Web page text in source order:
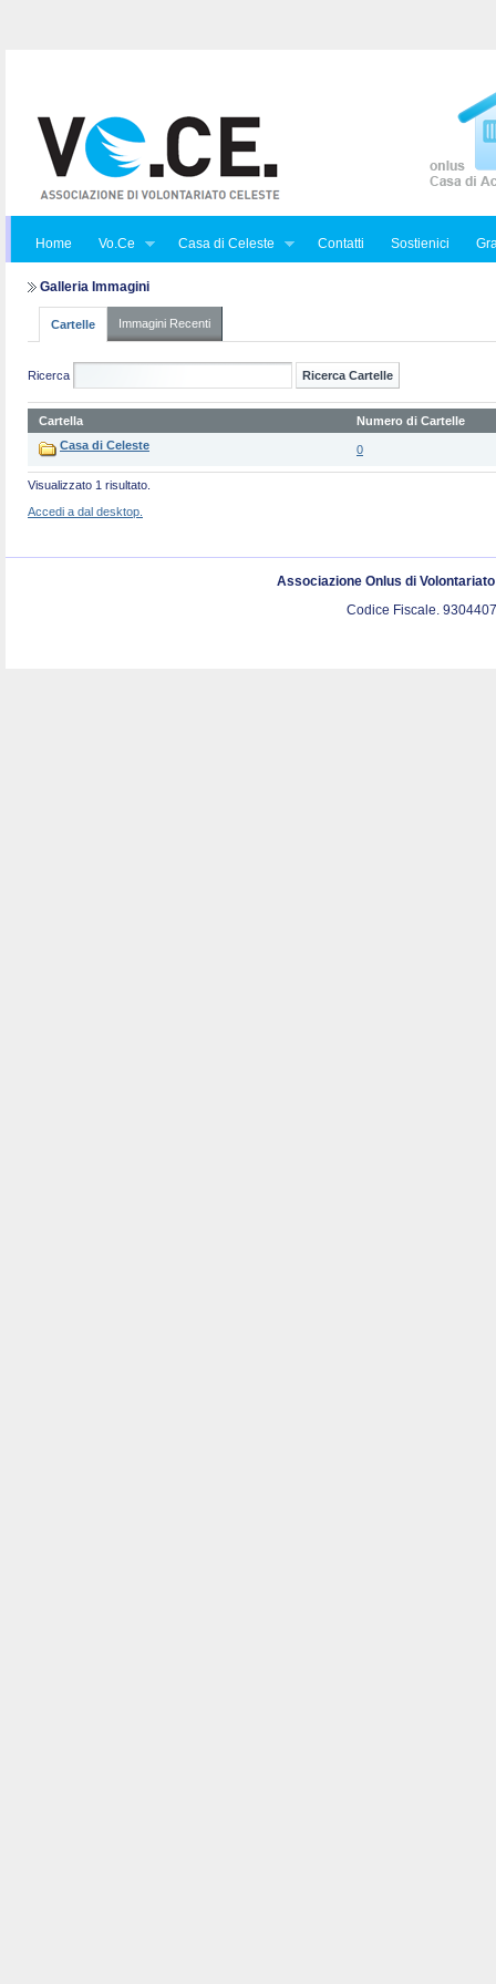
Home Vo.Ce Casa di Celeste Contatti Sostienici
Galleria Immagini
Cartelle Immagini Recenti
Ricerca
Cartella
Numero di Cartelle
Casa di Celeste
0
Visualizzato 1 risultato.
Accedi a dal desktop.
Associazione Onlus di
Codice Fiscale.